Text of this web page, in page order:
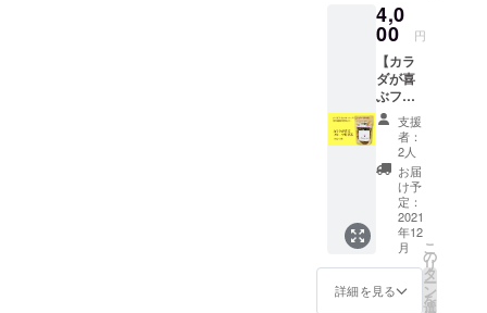
お届け
後、約
10ヶ月
●セット
内容 ・
感謝の
お手紙
・フ
レッ
シュド
ライフ
ルーツ
のサン
プル
（60g）
■フ
レッ
ハーブ
ティ ・
お届け
予定12
月下
旬、賞
味期
限：
2022年
6月 ●
セット
内容 ・
赤いス
イート
ティ
（４g ×
８包）×
4,0
00 円
【カラ
ダが喜
ぶフ
ルーツ
野草茶
3袋セッ
ト】送
料・消
費税込
月下
旬〜順
次発
送
賞味期
支援
者：
2人
お届
け予
定：
2021
年12
月
詳細を見る
こ
の
リ
タ
ー
ン
を
選